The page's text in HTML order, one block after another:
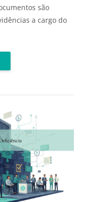
são
a cargo do